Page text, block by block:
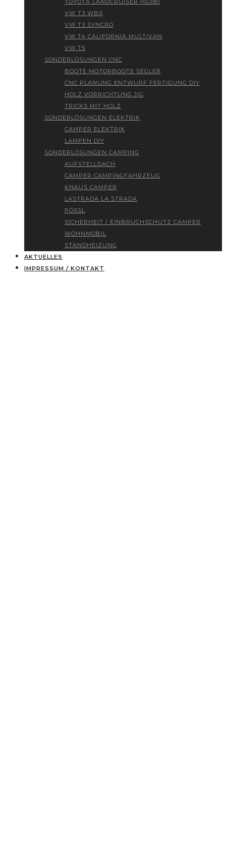
TOYOTA LANDCRUISER HDJ80
VW T3 WBX
VW T3 SYNCRO
VW T4 CALIFORNIA MULTIVAN
VW T5
SONDERLÖSUNGEN CNC
BOOTE MOTORBOOTE SEGLER
CNC PLANUNG ENTWURF FERTIGUNG DIY
HOLZ VORRICHTUNG JIG
TRICKS MIT HOLZ
SONDERLÖSUNGEN ELEKTRIK
CAMPER ELEKTRIK
LAMPEN DIY
SONDERLÖSUNGEN CAMPING
AUFSTELLDACH
CAMPER CAMPINGFAHRZEUG
KNAUS CAMPER
LASTRADA LA STRADA
PÖSSL
SICHERHEIT / EINBRUCHSCHUTZ CAMPER
WOHNMOBIL
STANDHEIZUNG
AKTUELLES
IMPRESSUM / KONTAKT